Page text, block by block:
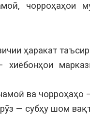
чорроҳаҳои
ҳаракат
ва
— субҳу шом